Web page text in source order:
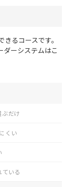
るコースです。
ダーシステムはこ
だけ
くい
いる